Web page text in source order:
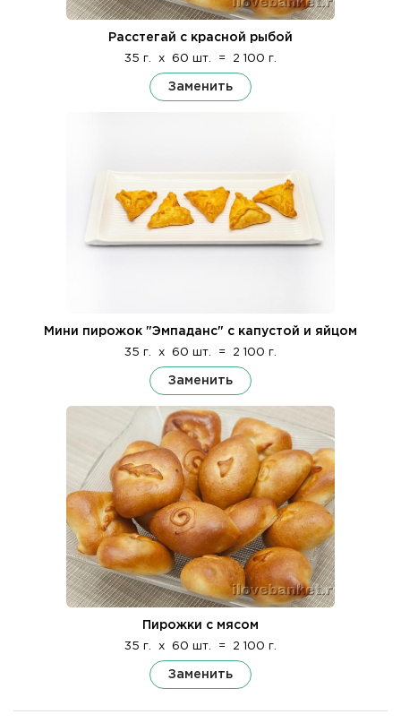
Расстегай с красной рыбой
35 г. x 60 шт. = 2 100 г.
Заменить
Мини пирожок "Эмпаданс" с капустой и яйцом
35 г. x 60 шт. = 2 100 г.
Заменить
Пирожки с мясом
35 г. x 60 шт. = 2 100 г.
Заменить